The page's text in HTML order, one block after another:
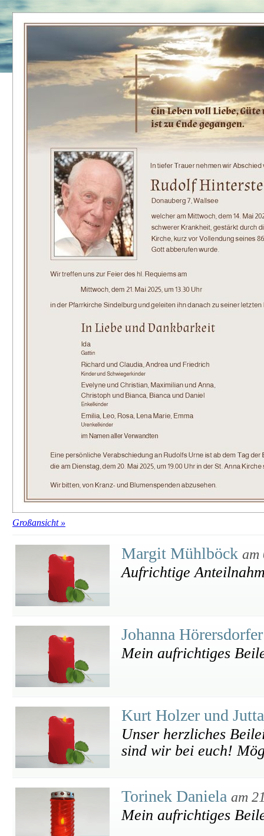
Großansicht »
Margit Mühlböck am
Aufrichtige
Johanna
Mein aufrichtiges
Kurt Holzer und
Unser herzliches
sind wir bei euch!
Torinek Daniela am
Mein aufrichtiges